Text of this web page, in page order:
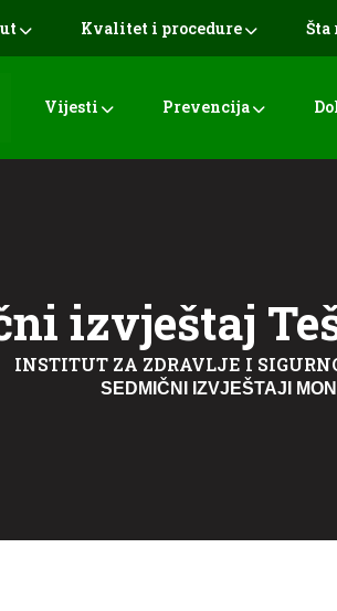
Kvalitet i procedure Šta
Vijesti Prevencija
izvještaj
INSTITUT ZA ZDRAVLJE I
SEDMIČNI IZVJEŠTAJI